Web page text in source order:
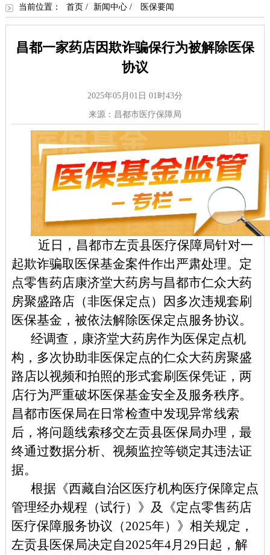
当前位置： 首页 / 新闻中心/ 医保要闻
昌都一家药店因欺诈骗保行为被解除医保
协议
2025年05月01日 01时43分
来源：昌都市医疗保障局
近日，昌都市左贡县医疗保障局针对一
起欺诈骗取医保基金案件作出严肃处理。定
点零售药店康济堂大药房与昌都市仁众大药
房聚盛路店（非医保定点）因多次违规套刷
医保基金，被依法解除医保定点服务协议。
经调查，康济堂大药房作为医保定点机
构， 多次协助非医保定点的仁众大药房聚盛
路店以视频和拍照的形式套刷 医保凭证，两
店行为严重破坏医保基金安全及服务秩序。
昌都市医保局在 日常检查中发现异常线索
后， 将问题线索移交左贡县医保局办理 ，最
终通过数据分析、视频监控等锁定其违法证
据。
根据《西藏自治区医疗机构医疗保障定点
管理经办规程（试行）》及《定点零售药店
医疗保障服务协议（2025年）》相关规定，
左贡县医保局决定自2025年4月29日起，解